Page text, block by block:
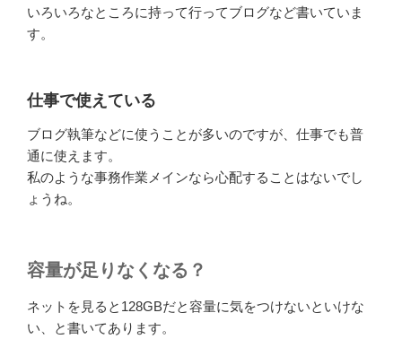
いろいろなところに持って行ってブログなど書いていま
す。
仕事で使えている
ブログ執筆などに使うことが多いのですが、仕事でも普
通に使えます。
私のような事務作業メインなら心配することはないでし
ょうね。
容量が足りなくなる？
ネットを見ると128GBだと容量に気をつけないといけな
い、と書いてあります。